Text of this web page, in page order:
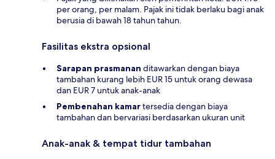
per orang, per malam. Pajak ini tidak berlaku bagi anak
berusia di bawah 18 tahun tahun.
Fasilitas ekstra opsional
Sarapan prasmanan ditawarkan dengan biaya
tambahan kurang lebih EUR 15 untuk orang dewasa
dan EUR 7 untuk anak-anak
Pembenahan kamartersedia dengan biaya
tambahan dan bervariasi berdasarkan ukuran unit
Anak-anak & tempat tidur tambahan